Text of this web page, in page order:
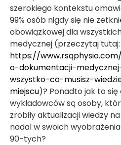
szerokiego kontekstu
99% osób nigdy się nie
obowiązkowej dla
medycznej (przeczytaj tutaj:
https://
o-dokumentacji-
wszystko-co-musisz-
miejscu)? Ponadto jak to się
wykładowców są osoby,
zrobiły aktualizacji wiedzy
nadal w swoich
90-tych?